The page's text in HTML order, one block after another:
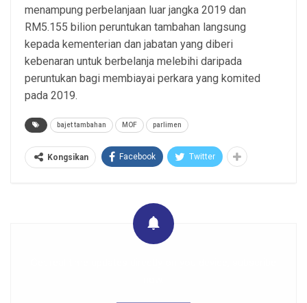
menampung perbelanjaan luar jangka 2019 dan
RM5.155 bilion peruntukan tambahan langsung
kepada kementerian dan jabatan yang diberi
kebenaran untuk berbelanja melebihi daripada
peruntukan bagi membiayai perkara yang komited
pada 2019.
bajet tambahan MOF parlimen
Kongsikan Facebook Twitter